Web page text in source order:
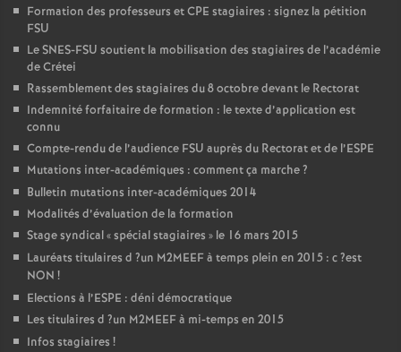
Formation des professeurs etCPE stagiaires : signez la pétition
FSU
LeSNES-FSU soutient la mobilisation des stagiaires de l’académie
de Crétei
Rassemblement des stagiaires du 8 octobre devant le Rectorat
Indemnité forfaitaire de formation : le texte d’application est
connu
Compte-rendu de l’audience FSU auprès du Rectorat et de l’ESPE
Mutations inter-académiques : comment ça marche?
Bulletin mutations inter-académiques 2014
Modalités d’évaluation de la formation
Stage syndical «spécial stagiaires » le 16 mars 2015
Lauréats titulaires d ?un M2MEEFà temps plein en 2015 : c?est
NON !
Elections à l’ESPE : déni démocratique
Les titulaires d ?un M2MEEFà mi-temps en 2015
Infos stagiaires !